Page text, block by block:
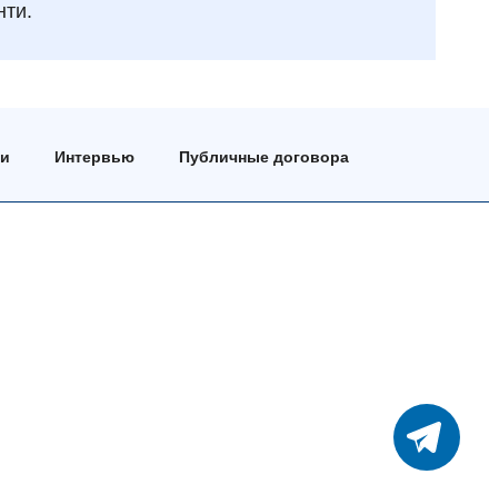
Интервью Публичные договора